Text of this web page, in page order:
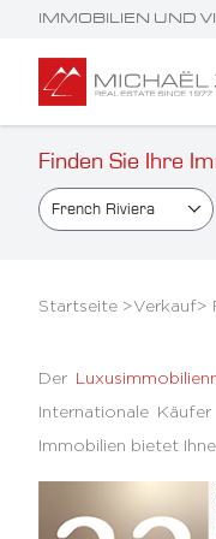
IMMOBILIEN UND
Finden Sie Ihre
French Riviera
Startseite >Verkauf>
Der
Internationale
Immobilien bietet